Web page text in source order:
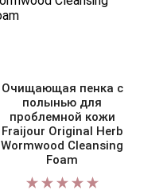
Очищающая пенка с
полынью для
проблемной кожи
Fraijour Original Herb
Wormwood Cleansing
Foam